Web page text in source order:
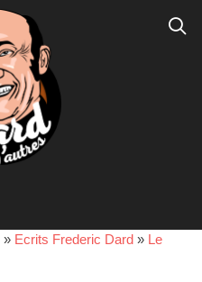
» Ecrits Frederic Dard » Le